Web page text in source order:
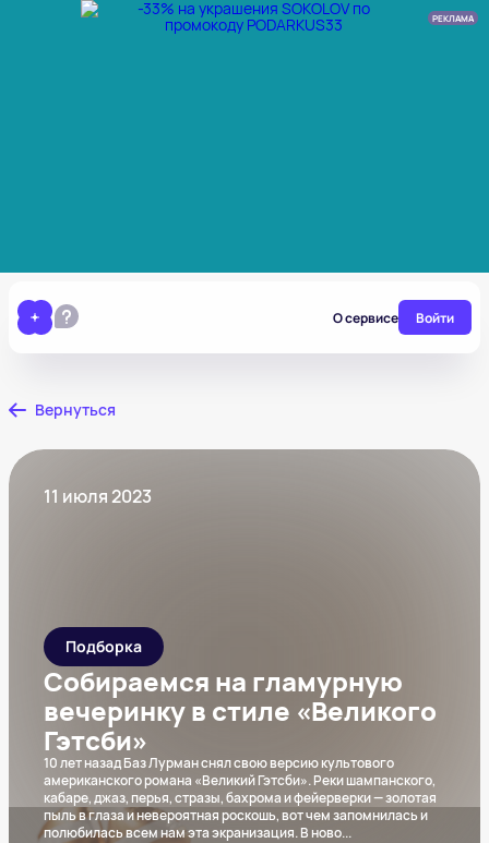
РЕКЛАМА
О сервисе Войти
Вернуться
11 июля 2023
Подборка
Собираемся на гламурную
вечеринку в стиле «Великого
Гэтсби»
10 лет назад Баз Лурман снял свою версию культового
американского романа «Великий Гэтсби». Реки шампанского,
кабаре, джаз, перья, стразы, бахрома и фейерверки — золотая
пыль в глаза и невероятная роскошь, вот чем запомнилась и
полюбилась всем нам эта экранизация. В ново...